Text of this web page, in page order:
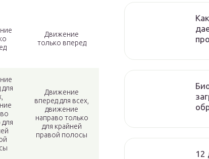
Движение
только вперед
для
Движение
вперед для всех,
движение
направо только
для крайней
правой полосы
12